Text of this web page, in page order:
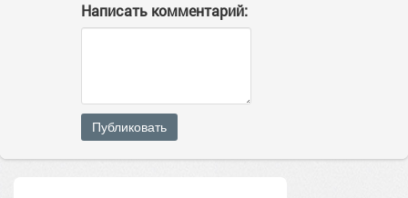
Написать комментарий:
Публиковать